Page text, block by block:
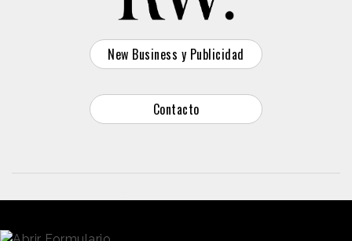
New Business y Publicidad
Contacto
© 2026 Reason Why
Dirección: